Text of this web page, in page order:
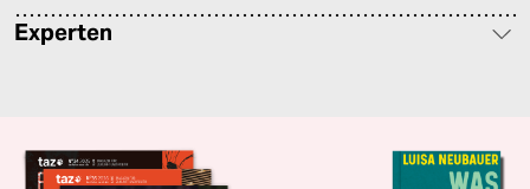
Experten